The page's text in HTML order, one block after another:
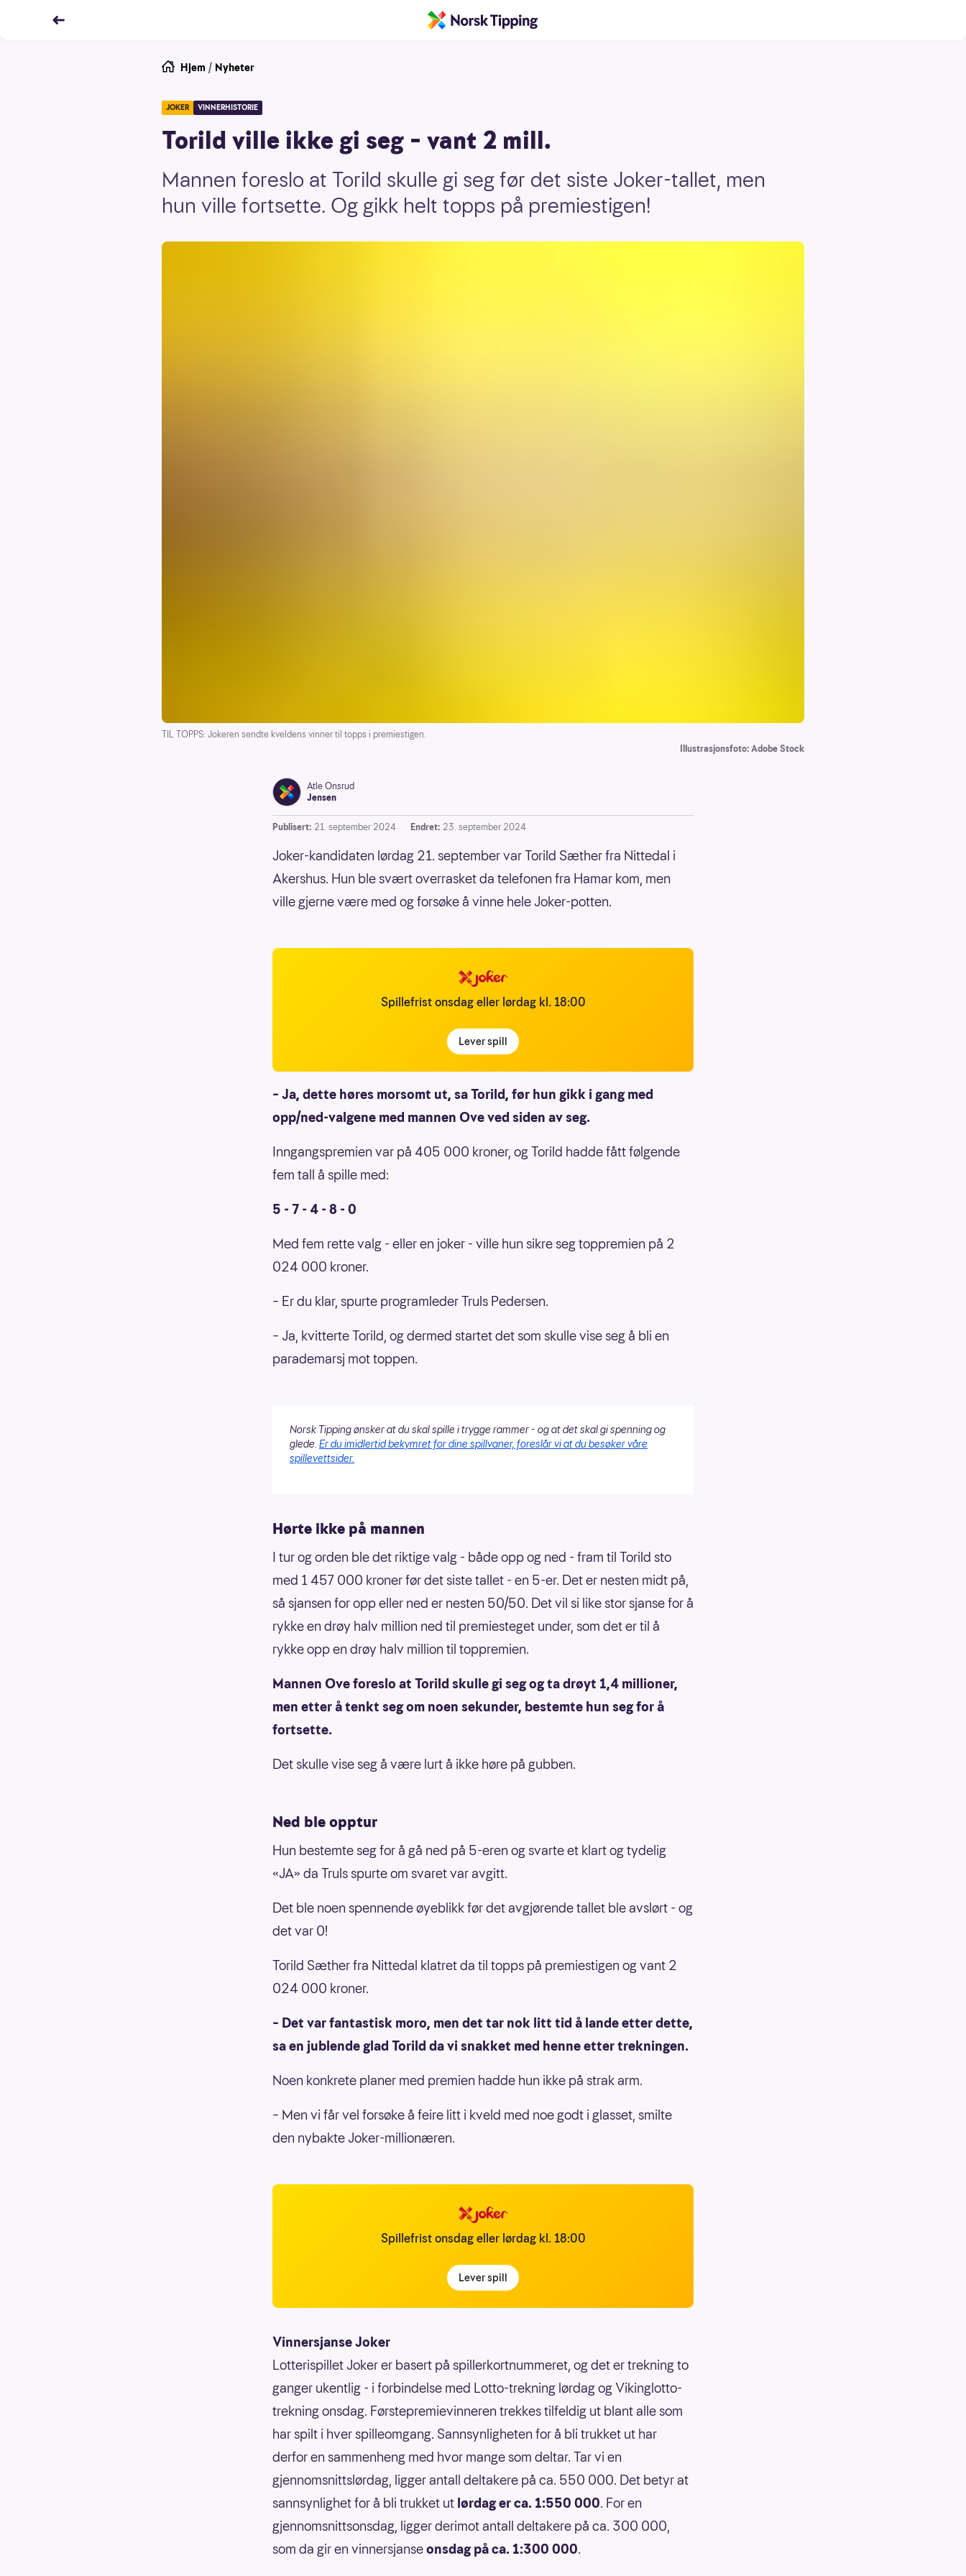
Hjem / Nyheter
JOKER VINNERHISTORIE
Torild ville ikke gi seg – vant 2 mill.
Mannen foreslo at Torild skulle gi seg før det siste Joker-tallet, men
hun ville fortsette. Og gikk helt topps på premiestigen!
TIL TOPPS: Jokeren sendte kveldens vinner til topps i premiestigen.
Illustrasjonsfoto: Adobe Stock
Atle Onsrud
Jensen
Publisert: 21. september 2024 Endret: 23. september 2024
Joker-kandidaten lørdag 21. september var Torild Sæther fra Nittedal i
Akershus. Hun ble svært overrasket da telefonen fra Hamar kom, men
ville gjerne være med og forsøke å vinne hele Joker-potten.
Spillefrist onsdag eller lørdag kl. 18:00
Lever spill
– Ja, dette høres morsomt ut, sa Torild, før hun gikk i gang med
opp/ned-valgene med mannen Ove ved siden av seg.
Inngangspremien var på 405 000 kroner, og Torild hadde fått følgende
fem tall å spille med:
5 - 7 - 4 - 8 - 0
Med fem rette valg - eller en joker - ville hun sikre seg toppremien på 2
024 000 kroner.
– Er du klar, spurte programleder Truls Pedersen.
– Ja, kvitterte Torild, og dermed startet det som skulle vise seg å bli en
parademarsj mot toppen.
Norsk Tipping ønsker at du skal spille i trygge rammer - og at det skal gi spenning og
glede. Er du imidlertid bekymret for dine spillvaner, foreslår vi at du besøker våre
spillevettsider.
Hørte ikke på mannen
I tur og orden ble det riktige valg - både opp og ned - fram til Torild sto
med 1 457 000 kroner før det siste tallet - en 5-er. Det er nesten midt på,
så sjansen for opp eller ned er nesten 50/50. Det vil si like stor sjanse for å
rykke en drøy halv million ned til premiesteget under, som det er til å
rykke opp en drøy halv million til toppremien.
Mannen Ove foreslo at Torild skulle gi seg og ta drøyt 1,4 millioner,
men etter å tenkt seg om noen sekunder, bestemte hun seg for å
fortsette.
Det skulle vise seg å være lurt å ikke høre på gubben.
Ned ble opptur
Hun bestemte seg for å gå ned på 5-eren og svarte et klart og tydelig
«JA» da Truls spurte om svaret var avgitt.
Det ble noen spennende øyeblikk før det avgjørende tallet ble avslørt - og
det var 0!
Torild Sæther fra Nittedal klatret da til topps på premiestigen og vant 2
024 000 kroner.
– Det var fantastisk moro, men det tar nok litt tid å lande etter dette,
sa en jublende glad Torild da vi snakket med henne etter trekningen.
Noen konkrete planer med premien hadde hun ikke på strak arm.
– Men vi får vel forsøke å feire litt i kveld med noe godt i glasset, smilte
den nybakte Joker-millionæren.
Spillefrist onsdag eller lørdag kl. 18:00
Lever spill
Vinnersjanse Joker
Lotterispillet Joker er basert på spillerkortnummeret, og det er trekning to
ganger ukentlig - i forbindelse med Lotto-trekning lørdag og Vikinglotto-
trekning onsdag. Førstepremievinneren trekkes tilfeldig ut blant alle som
har spilt i hver spilleomgang. Sannsynligheten for å bli trukket ut har
derfor en sammenheng med hvor mange som deltar. Tar vi en
gjennomsnittslørdag, ligger antall deltakere på ca. 550 000. Det betyr at
sannsynlighet for å bli trukket ut lørdag er ca. 1:550 000. For en
gjennomsnittsonsdag, ligger derimot antall deltakere på ca. 300 000,
som da gir en vinnersjanseonsdag på ca. 1:300 000.